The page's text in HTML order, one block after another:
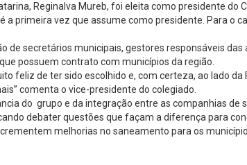
Reginalva Mureb, foi eleita como presidente do
a primeira vez que assume como presidente. Para o
de secretários municipais, gestores responsáveis
possuem contrato com municípios da região.
feliz de ter sido escolhido e, com certeza, ao lado
comenta o vice-presidente do colegiado.
do grupo e da integração entre as companhias de
debater questões que façam a diferença para
melhorias no saneamento para os